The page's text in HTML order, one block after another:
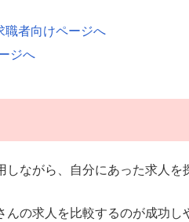
職者向けページへ
ジへ
ながら、自分にあった求人を
んの求人を比較するのが成功